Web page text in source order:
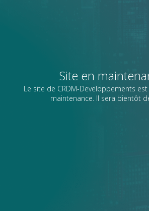
Site en
Le site de CRDM-Developpements
maintenance. Il sera bientôt